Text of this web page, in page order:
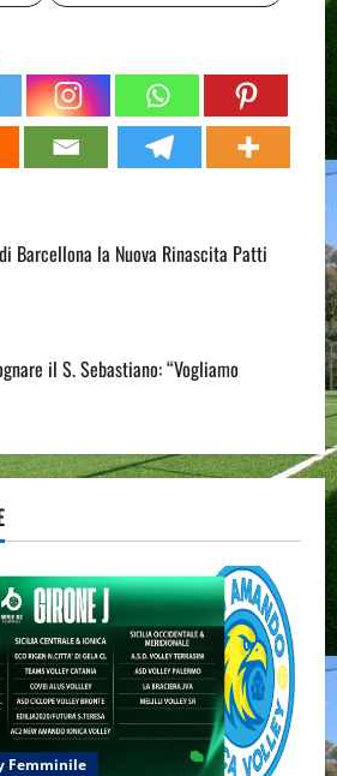
Barcellona la Nuova Rinascita Patti
il S. Sebastiano: “Vogliamo
Femminile